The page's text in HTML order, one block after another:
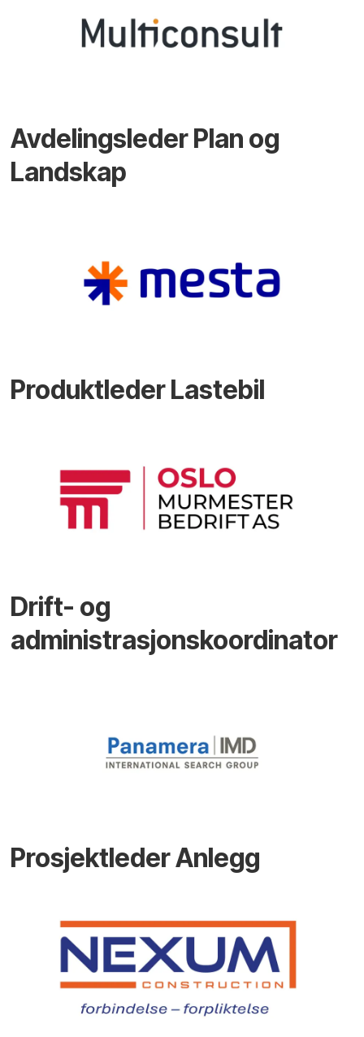
Avdelingsleder Plan og
Landskap
Produktleder Lastebil
Drift- og
administrasjonskoordinator
Prosjektleder Anlegg